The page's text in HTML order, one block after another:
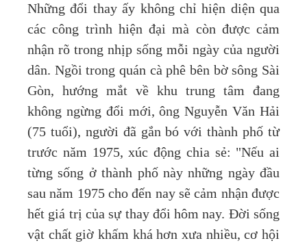
Những đổi thay ấy không chỉ hiện diện qua
các công trình hiện đại mà còn được cảm
nhận rõ trong nhịp sống mỗi ngày của người
dân. Ngồi trong quán cà phê bên bờ sông Sài
Gòn, hướng mắt về khu trung tâm đang
không ngừng đổi mới, ông Nguyễn Văn Hải
(75 tuổi), người đã gắn bó với thành phố từ
trước năm 1975, xúc động chia sẻ: "Nếu ai
từng sống ở thành phố này những ngày đầu
sau năm 1975 cho đến nay sẽ cảm nhận được
hết giá trị của sự thay đổi hôm nay. Đời sống
vật chất giờ khấm khá hơn xưa nhiều, cơ hội